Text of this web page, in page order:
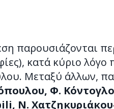
παρουσιάζονται
κατά κύριο
Μεταξύ άλλων,
Φ.
Ν.